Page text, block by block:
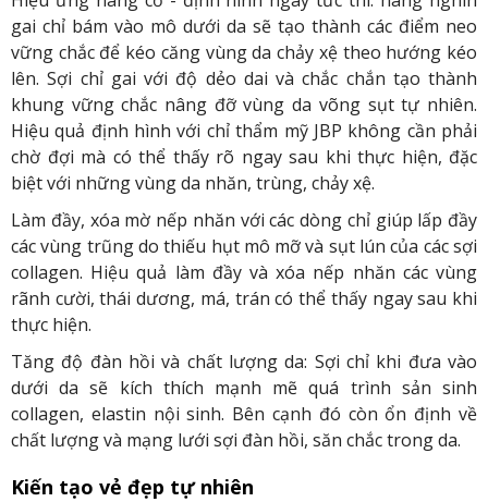
gai chỉ bám vào mô dưới da sẽ tạo thành các điểm neo
vững chắc để kéo căng vùng da chảy xệ theo hướng kéo
lên. Sợi chỉ gai với độ dẻo dai và chắc chắn tạo thành
khung vững chắc nâng đỡ vùng da võng sụt tự nhiên.
Hiệu quả định hình với chỉ thẩm mỹ JBP không cần phải
chờ đợi mà có thể thấy rõ ngay sau khi thực hiện, đặc
biệt với những vùng da nhăn, trùng, chảy xệ.
Làm đầy, xóa mờ nếp nhăn với các dòng chỉ giúp lấp đầy
các vùng trũng do thiếu hụt mô mỡ và sụt lún của các sợi
collagen. Hiệu quả làm đầy và xóa nếp nhăn các vùng
rãnh cười, thái dương, má, trán có thể thấy ngay sau khi
thực hiện.
Tăng độ đàn hồi và chất lượng da: Sợi chỉ khi đưa vào
dưới da sẽ kích thích mạnh mẽ quá trình sản sinh
collagen, elastin nội sinh. Bên cạnh đó còn ổn định về
chất lượng và mạng lưới sợi đàn hồi, săn chắc trong da.
Kiến tạo vẻ đẹp tự nhiên